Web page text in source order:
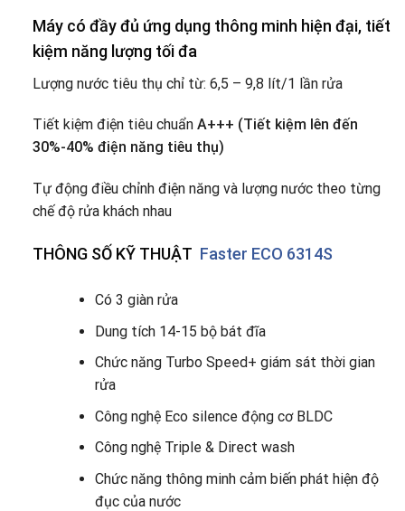
Máy có đầy đủ ứng dụng thông minh hiện đại, tiết
kiệm năng lượng tối đa
Lượng nước tiêu thụ chỉ từ: 6,5 – 9,8 lít/1 lần rửa
Tiết kiệm điện tiêu chuẩn A+++ (Tiết kiệm lên đến
30%-40% điện năng tiêu thụ)
Tự động điều chỉnh điện năng và lượng nước theo từng
chế độ rửa khách nhau
THÔNG SỐ KỸ THUẬT Faster ECO 6314S
Có 3 giàn rửa
Dung tích 14-15 bộ bát đĩa
Chức năng Turbo Speed+ giám sát thời gian
rửa
Công nghệ Eco silence động cơ BLDC
Công nghệ Triple & Direct wash
Chức năng thông minh cảm biến phát hiện độ
đục của nước